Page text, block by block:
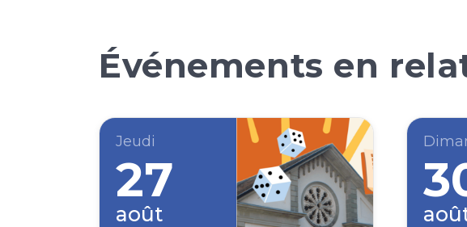
Événements en
Jeudi
27
août